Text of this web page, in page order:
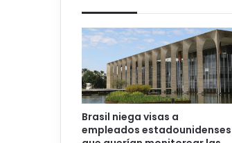
Brasil niega visas a
empleados estadounidenses